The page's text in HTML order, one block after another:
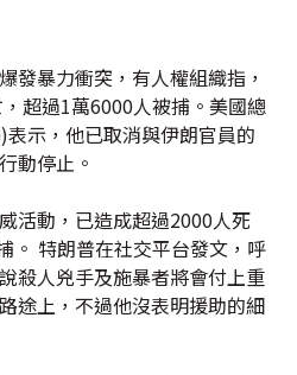
發暴力衝突，有人權組織指，
超過1萬6000人被捕。美國總
示，他已取消與伊朗官員的
動停止。
活動，已造成超過2000人死
。 特朗普在社交平台發文，呼
殺人兇手及施暴者將會付上重
途上，不過他沒表明援助的細